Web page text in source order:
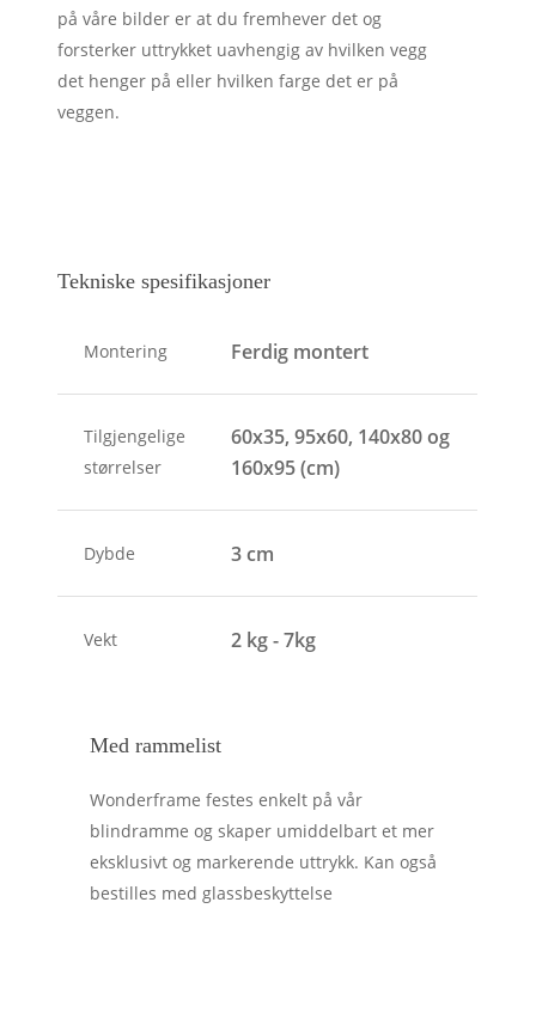
på våre bilder er at du fremhever det og
forsterker uttrykket uavhengig av hvilken vegg
det henger på eller hvilken farge det er på
veggen.
Tekniske spesifikasjoner
Montering Ferdig montert
Tilgjengelige
størrelser
60x35, 95x60, 140x80 og
160x95 (cm)
Dybde 3 cm
Vekt 2 kg - 7kg
Med rammelist
Wonderframe festes enkelt på vår
blindramme og skaper umiddelbart et mer
eksklusivt og markerende uttrykk. Kan også
bestilles med glassbeskyttelse